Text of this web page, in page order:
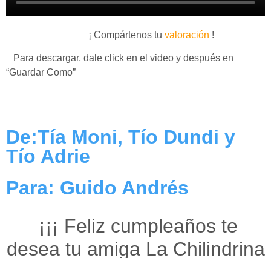
¡ Compártenos tu valoración !
Para descargar, dale click en el video y después en
“Guardar Como”
De:Tía Moni, Tío Dundi y
Tío Adrie
Para: Guido Andrés
¡¡¡ Feliz cumpleaños te
desea tu amiga La Chilindrina